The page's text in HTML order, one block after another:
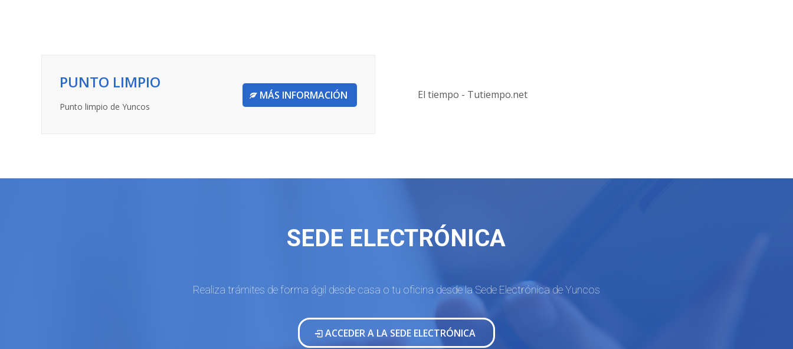
PUNTO LIMPIO
Punto limpio de Yuncos
MÁS INFORMACIÓN El tiempo - Tutiempo.net
SEDE ELECTRÓNICA
Realiza trámites de forma ágil desde casa o tu oficina desde la Sede Electrónica de Yuncos
ACCEDER A LA SEDE ELECTRÓNICA